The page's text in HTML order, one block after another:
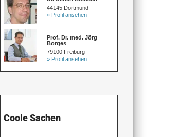
44145 Dortmund
» Profil ansehen
Prof. Dr. med. Jörg
Borges
79100 Freiburg
» Profil ansehen
Coole Sachen